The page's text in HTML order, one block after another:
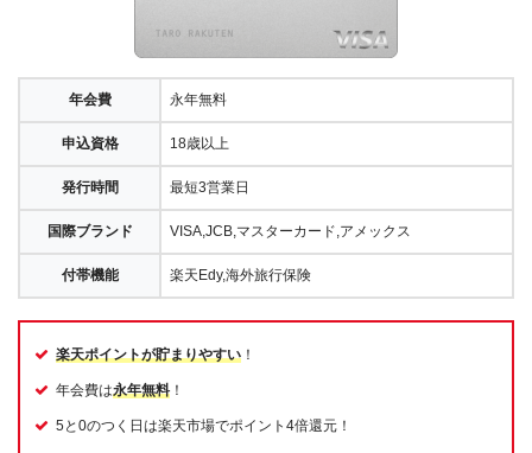
年会費 永年無料
申込資格 18歳以上
発行時間 最短3営業日
国際ブランド VISA,JCB,マスターカード,アメックス
付帯機能 楽天Edy,海外旅行保険
楽天ポイントが貯まりやすい ！
年会費は永年無料 ！
5と0のつく日は楽天市場でポイント4倍還元！